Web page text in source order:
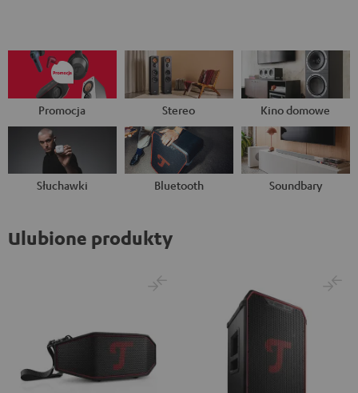
Promocja Stereo Kino domowe
Słuchawki Bluetooth Soundbary
Ulubione produkty